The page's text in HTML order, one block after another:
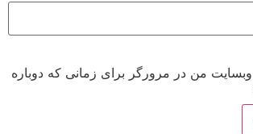
وبسایت من در مرورگر برای زمانی که دوباره